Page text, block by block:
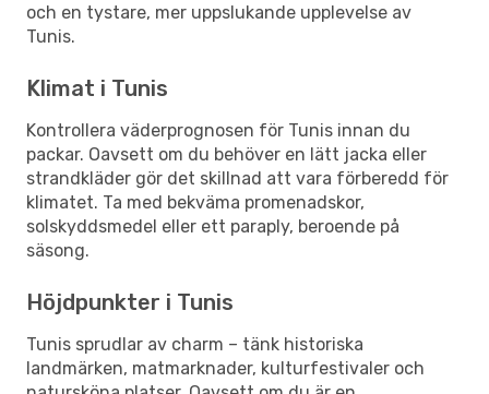
och en tystare, mer uppslukande upplevelse av
Tunis.
Klimat i Tunis
Kontrollera väderprognosen för Tunis innan du
packar. Oavsett om du behöver en lätt jacka eller
strandkläder gör det skillnad att vara förberedd för
klimatet. Ta med bekväma promenadskor,
solskyddsmedel eller ett paraply, beroende på
säsong.
Höjdpunkter i Tunis
Tunis sprudlar av charm – tänk historiska
landmärken, matmarknader, kulturfestivaler och